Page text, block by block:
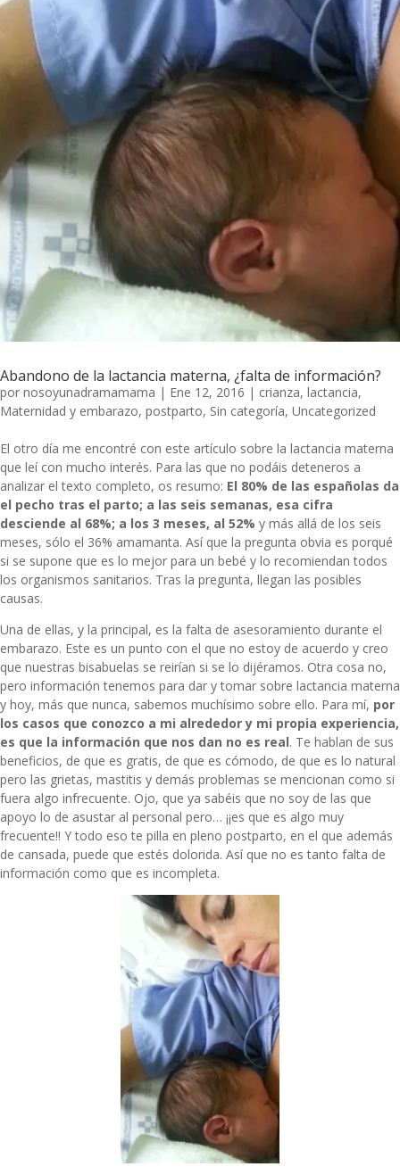
Abandono de la lactancia materna, ¿falta de información?
por nosoyunadramamama | Ene 12, 2016 | crianza, lactancia,
Maternidad y embarazo, postparto, Sin categoría, Uncategorized
El otro día me encontré con este artículo sobre la lactancia materna
que leí con mucho interés. Para las que no podáis deteneros a
analizar el texto completo, os resumo: El 80% de las españolas da
el pecho tras el parto; a las seis semanas, esa cifra
desciende al 68%; a los 3 meses, al 52% y más allá de los seis
meses, sólo el 36% amamanta. Así que la pregunta obvia es porqué
si se supone que es lo mejor para un bebé y lo recomiendan todos
los organismos sanitarios. Tras la pregunta, llegan las posibles
causas.
Una de ellas, y la principal, es la falta de asesoramiento durante el
embarazo. Este es un punto con el que no estoy de acuerdo y creo
que nuestras bisabuelas se reirían si se lo dijéramos. Otra cosa no,
pero información tenemos para dar y tomar sobre lactancia materna
y hoy, más que nunca, sabemos muchísimo sobre ello. Para mí, por
los casos que conozco a mi alrededor y mi propia experiencia,
es que la información que nos dan no es real. Te hablan de sus
beneficios, de que es gratis, de que es cómodo, de que es lo natural
pero las grietas, mastitis y demás problemas se mencionan como si
fuera algo infrecuente. Ojo, que ya sabéis que no soy de las que
apoyo lo de asustar al personal pero… ¡¡es que es algo muy
frecuente!! Y todo eso te pilla en pleno postparto, en el que además
de cansada, puede que estés dolorida. Así que no es tanto falta de
información como que es incompleta.